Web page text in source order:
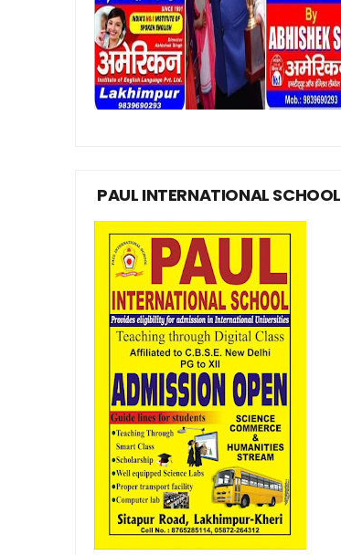
PAUL INTERNATIONAL SCHOOL